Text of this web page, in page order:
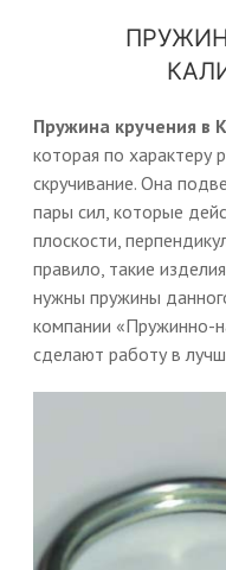
Пружина кручения в
которая по характеру
скручивание. Она
пары сил, которые
плоскости,
правило, такие
нужны пружины
компании «Пружинно-
сделают работу в